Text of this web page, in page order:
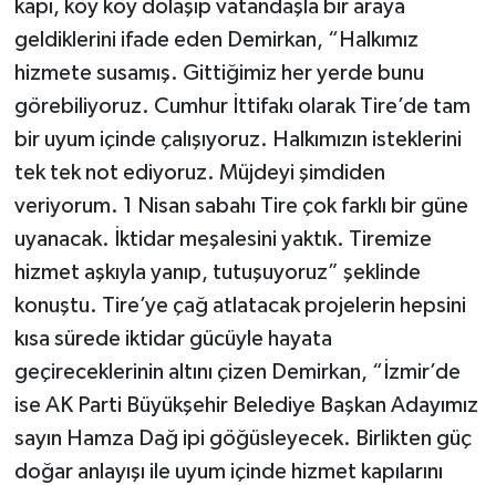
kapı, köy köy dolaşıp vatandaşla bir araya
geldiklerini ifade eden Demirkan, “Halkımız
hizmete susamış. Gittiğimiz her yerde bunu
görebiliyoruz. Cumhur İttifakı olarak Tire’de tam
bir uyum içinde çalışıyoruz. Halkımızın isteklerini
tek tek not ediyoruz. Müjdeyi şimdiden
veriyorum. 1 Nisan sabahı Tire çok farklı bir güne
uyanacak. İktidar meşalesini yaktık. Tiremize
hizmet aşkıyla yanıp, tutuşuyoruz” şeklinde
konuştu. Tire’ye çağ atlatacak projelerin hepsini
kısa sürede iktidar gücüyle hayata
geçireceklerinin altını çizen Demirkan, “İzmir’de
ise AK Parti Büyükşehir Belediye Başkan Adayımız
sayın Hamza Dağ ipi göğüsleyecek. Birlikten güç
doğar anlayışı ile uyum içinde hizmet kapılarını